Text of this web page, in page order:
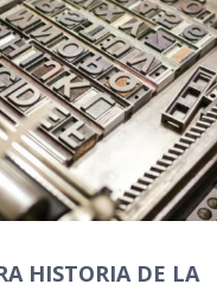
HISTORIA DE LA